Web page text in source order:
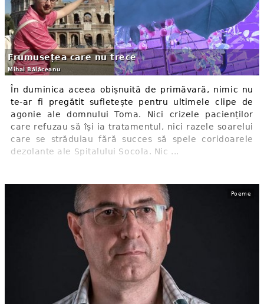
Frumusețea care nu trece
Mihai Bălăceanu
În duminica aceea obișnuită de primăvară, nimic nu
te-ar fi pregătit sufletește pentru ultimele clipe de
agonie ale domnului Toma. Nici crizele pacienților
care refuzau să își ia tratamentul, nici razele soarelui
care se străduiau fără succes să spele coridoarele
dezolante ale Spitalului Socola. Nic ...
Poeme